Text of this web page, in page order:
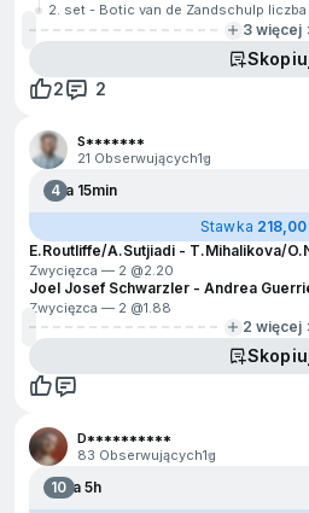
2. set - Botic van de Zandschulp liczba
3 więcej
2
2
S*******
21 Obserwujących1g
4Za 15min
Stawka 218,00
E.Routliffe/A.Sutjiadi - T.Mihalikova/
Zwycięzca — 2 @2.20
Joel Josef Schwarzler - Andrea
Zwycięzca — 2 @1.88
2 więcej
D**********
83 Obserwujących1g
10Za 5h